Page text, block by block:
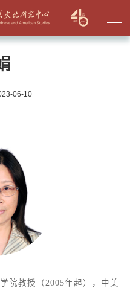
06-10
院教授（2005年起），中美